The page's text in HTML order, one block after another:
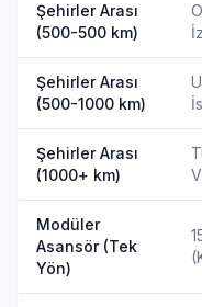
Şehirler Arası
(500-500 km)
Şehirler Arası
(500-1000 km)
Şehirler Arası
(1000+ km)
Modüler
Asansör (Tek
Yön)